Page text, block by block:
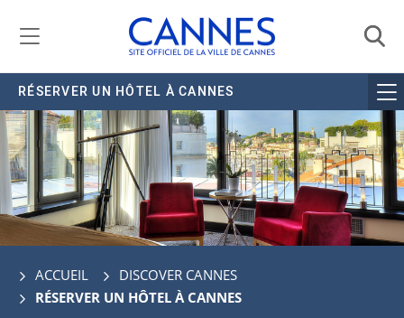
RÉSERVER UN HÔTEL À CANNES
ACCUEIL
DISCOVER CANNES
RÉSERVER UN HÔTEL À CANNES